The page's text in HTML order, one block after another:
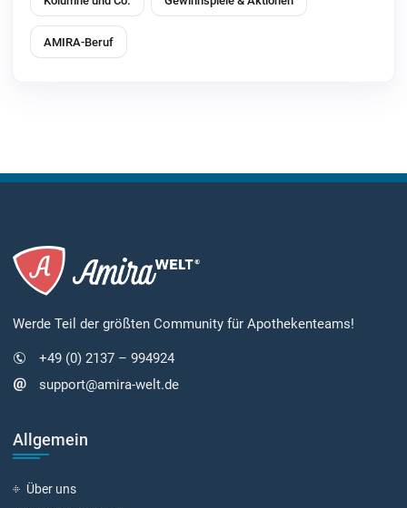
AMIRA-Beruf
Werde Teil der größten Community für Apothekenteams!
+49 (0) 2137 – 994924
support@amira-welt.de
Allgemein
Über uns